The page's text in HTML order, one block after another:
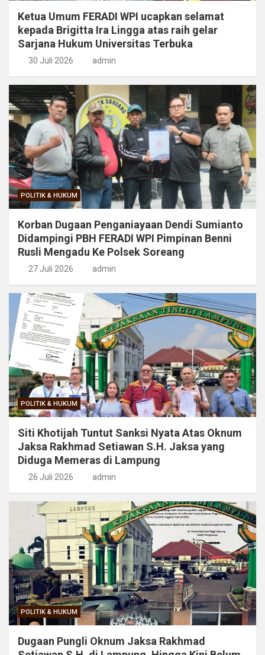
Ketua Umum FERADI WPI ucapkan selamat
kepada Brigitta Ira Lingga atas raih gelar
Sarjana Hukum Universitas Terbuka
30 Juli 2026 admin
POLITIK & HUKUM
Korban Dugaan Penganiayaan Dendi Sumianto
Didampingi PBH FERADI WPI Pimpinan Benni
Rusli Mengadu Ke Polsek Soreang
27 Juli 2026 admin
POLITIK & HUKUM
Siti Khotijah Tuntut Sanksi Nyata Atas Oknum
Jaksa Rakhmad Setiawan S.H. Jaksa yang
Diduga Memeras di Lampung
26 Juli 2026 admin
POLITIK & HUKUM
Dugaan Pungli Oknum Jaksa Rakhmad